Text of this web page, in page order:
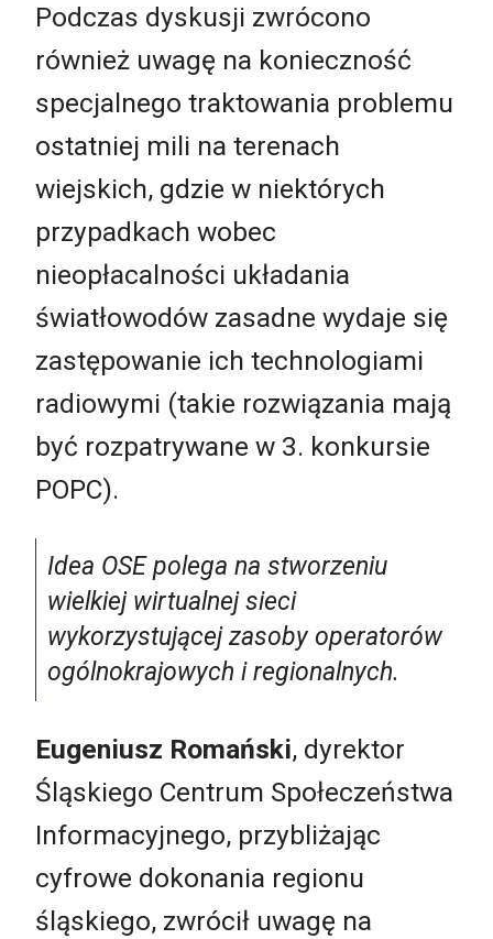
Podczas dyskusji zwrócono
również uwagę na konieczność
specjalnego traktowania problemu
ostatniej mili na terenach
wiejskich, gdzie w niektórych
przypadkach wobec
nieopłacalności układania
światłowodów zasadne wydaje się
zastępowanie ich technologiami
radiowymi (takie rozwiązania mają
być rozpatrywane w 3. konkursie
POPC).
Idea OSE polega na stworzeniu
wielkiej wirtualnej sieci
wykorzystującej zasoby operatorów
ogólnokrajowych i regionalnych.
Eugeniusz Romański, dyrektor
Śląskiego Centrum Społeczeństwa
Informacyjnego, przybliżając
cyfrowe dokonania regionu
śląskiego, zwrócił uwagę na